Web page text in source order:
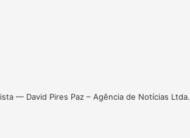
— David Pires Paz – Agência de Notícias Ltda.